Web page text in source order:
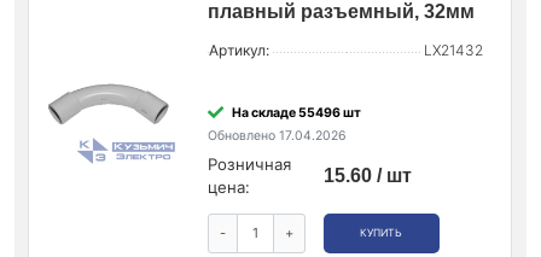
плавный разъемный, 32мм
Артикул: LX21432
На складе 55496 шт
Обновлено 17.04.2026
Розничная
цена:
15.60 / шт
- + КУПИТЬ